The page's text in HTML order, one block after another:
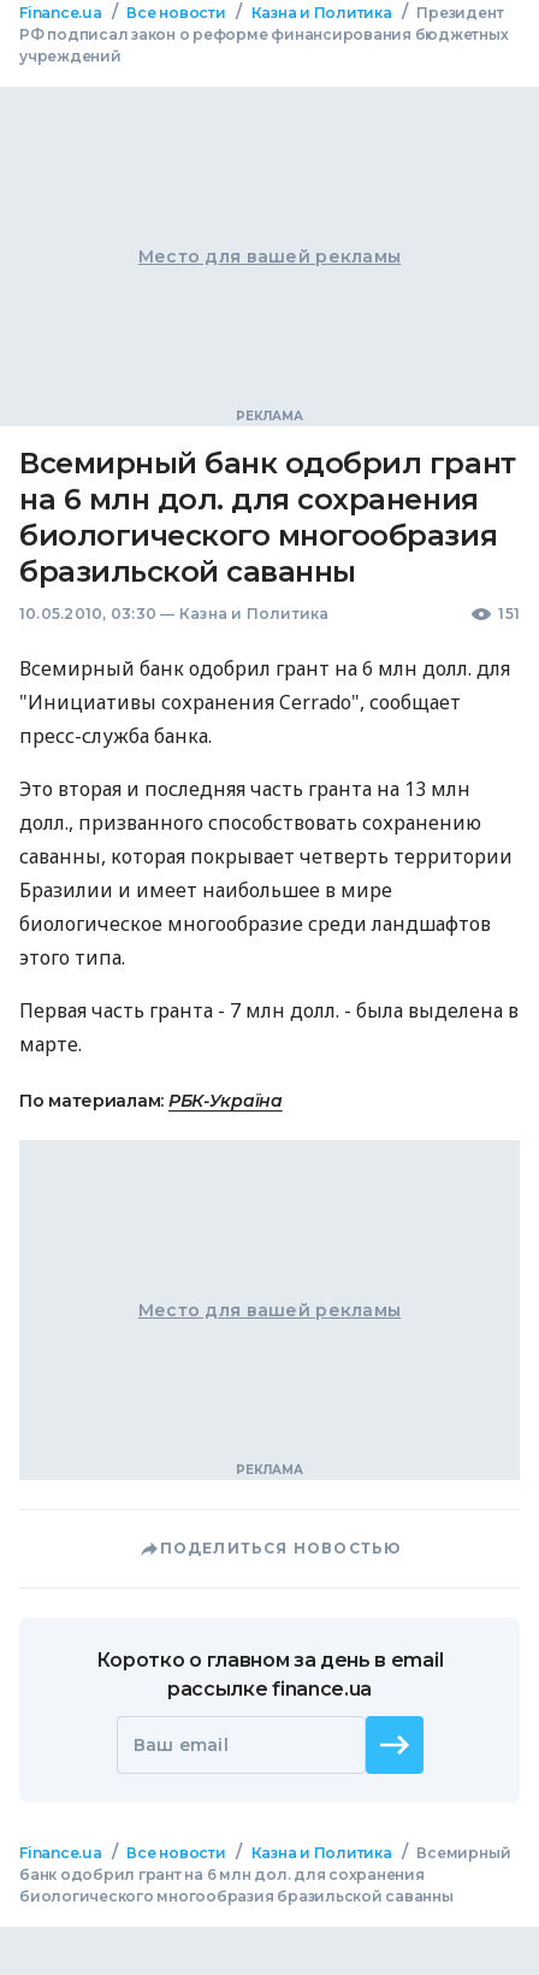
Finance.ua / Все новости / Казна и Политика / Президент
РФ подписал закон о реформе финансирования бюджетных
учреждений
Место для вашей рекламы
Всемирный банк одобрил грант
на 6 млн дол. для сохранения
биологического многообразия
бразильской саванны
10.05.2010, 03:30 — Казна и Политика 151
Всемирный банк одобрил грант на 6 млн долл. для
"Инициативы сохранения Cerrado", сообщает
пресс-служба банка.
Это вторая и последняя часть гранта на 13 млн
долл., призванного способствовать сохранению
саванны, которая покрывает четверть территории
Бразилии и имеет наибольшее в мире
биологическое многообразие среди ландшафтов
этого типа.
Первая часть гранта - 7 млн долл. - была выделена в
марте.
По материалам: РБК-Україна
Место для вашей рекламы
ПОДЕЛИТЬСЯ НОВОСТЬЮ
Коротко о главном за день в email
рассылке finance.ua
Ваш email
Finance.ua / Все новости / Казна и Политика / Всемирный
банк одобрил грант на 6 млн дол. для сохранения
биологического многообразия бразильской саванны